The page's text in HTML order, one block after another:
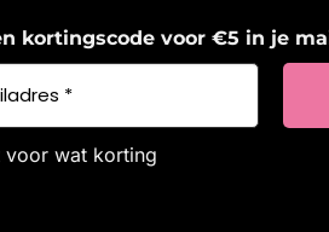
kortingscode voor €5 in je
voor wat korting